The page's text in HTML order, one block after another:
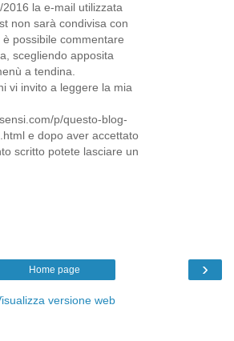
la e-mail utilizzata
non sarà condivisa con
possibile commentare
scegliendo apposita
a tendina.
vi invito a leggere la mia
p/questo-blog-
e dopo aver accettato
scritto potete lasciare un
›
Home page
versione web